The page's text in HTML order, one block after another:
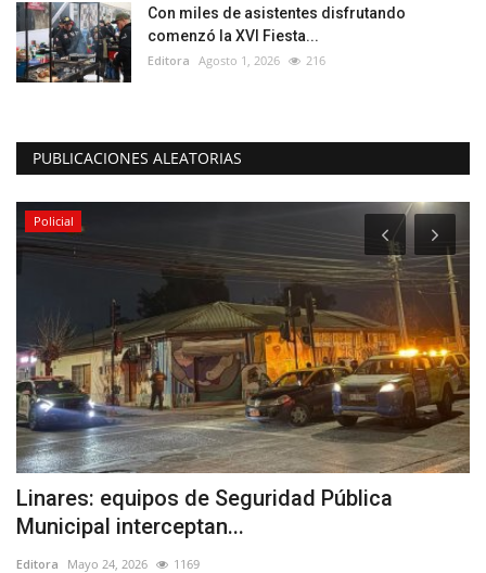
Con miles de asistentes disfrutando
comenzó la XVI Fiesta...
Editora Agosto 1, 2026 216
PUBLICACIONES ALEATORIAS
Policial
Linares: equipos de Seguridad Pública
Municipal interceptan...
Editora Mayo 24, 2026 1169